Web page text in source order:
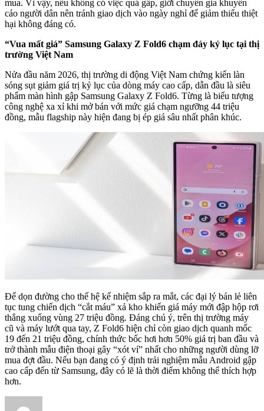
mua. Vì vậy, nếu không có việc quá gấp, giới chuyên gia khuyến
cáo người dân nên tránh giao dịch vào ngày nghỉ để giảm thiểu thiệt
hại không đáng có.
“Vua mất giá” Samsung Galaxy Z Fold6 chạm đáy kỷ lục tại thị
trường Việt Nam
Nửa đầu năm 2026, thị trường di động Việt Nam chứng kiến làn
sóng sụt giảm giá trị kỷ lục của dòng máy cao cấp, dẫn đầu là siêu
phẩm màn hình gập Samsung Galaxy Z Fold6. Từng là biểu tượng
công nghệ xa xỉ khi mở bán với mức giá chạm ngưỡng 44 triệu
đồng, mẫu flagship này hiện đang bị ép giá sâu nhất phân khúc.
Để dọn đường cho thế hệ kế nhiệm sắp ra mắt, các đại lý bán lẻ liên
tục tung chiến dịch “cắt máu” xả kho khiến giá máy mới đập hộp rơi
thẳng xuống vùng 27 triệu đồng. Đáng chú ý, trên thị trường máy
cũ và máy lướt qua tay, Z Fold6 hiện chỉ còn giao dịch quanh mốc
19 đến 21 triệu đồng, chính thức bốc hơi hơn 50% giá trị ban đầu và
trở thành mẫu điện thoại gây “xót ví” nhất cho những người dùng lỡ
mua đợt đầu. Nếu bạn đang có ý định trải nghiệm mẫu Android gập
cao cấp đến từ Samsung, đây có lẽ là thời điểm không thể thích hợp
hơn.